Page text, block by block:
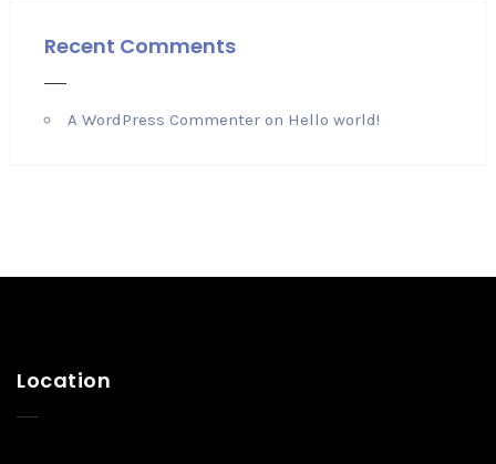
Recent Comments
A WordPress Commenteron Hello world!
Location